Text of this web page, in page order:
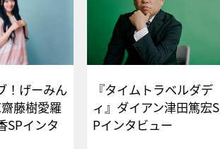
！げーみん
藤樹愛羅
SPインタ
『タイムトラベルダデ
ィ』ダイアン津田篤宏S
Pインタビュー